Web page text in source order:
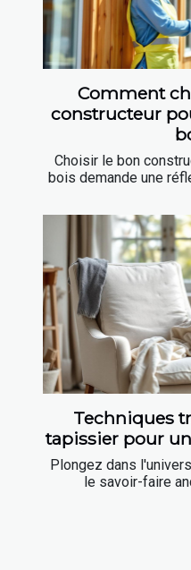
Comment
constructeur
Choisir le bon
bois demande une
Techniques
tapissier pour
Plongez dans
le savoir-faire